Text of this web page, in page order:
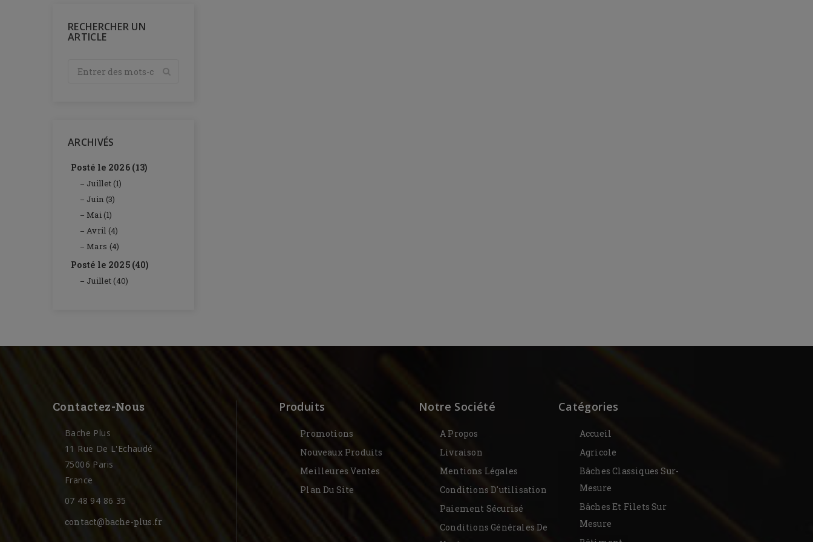
RECHERCHER UN
ARTICLE
ARCHIVÉS
Posté le 2026 (13)
Juillet (1)
Juin (3)
Mai (1)
Avril (4)
Mars (4)
Posté le 2025 (40)
Juillet (40)
Contactez-Nous
Bache Plus
11 Rue De L'Echaudé
75006 Paris
France
07 48 94 86 35
contact@bache-plus.fr
Produits
Promotions
Nouveaux Produits
Meilleures Ventes
Plan Du Site
Notre Société
A Propos
Livraison
Mentions Légales
Conditions D'utilisation
Paiement Sécurisé
Conditions Générales De
Catégories
Accueil
Agricole
Bâches Classiques Sur-
Mesure
Bâches Et Filets Sur
Mesure